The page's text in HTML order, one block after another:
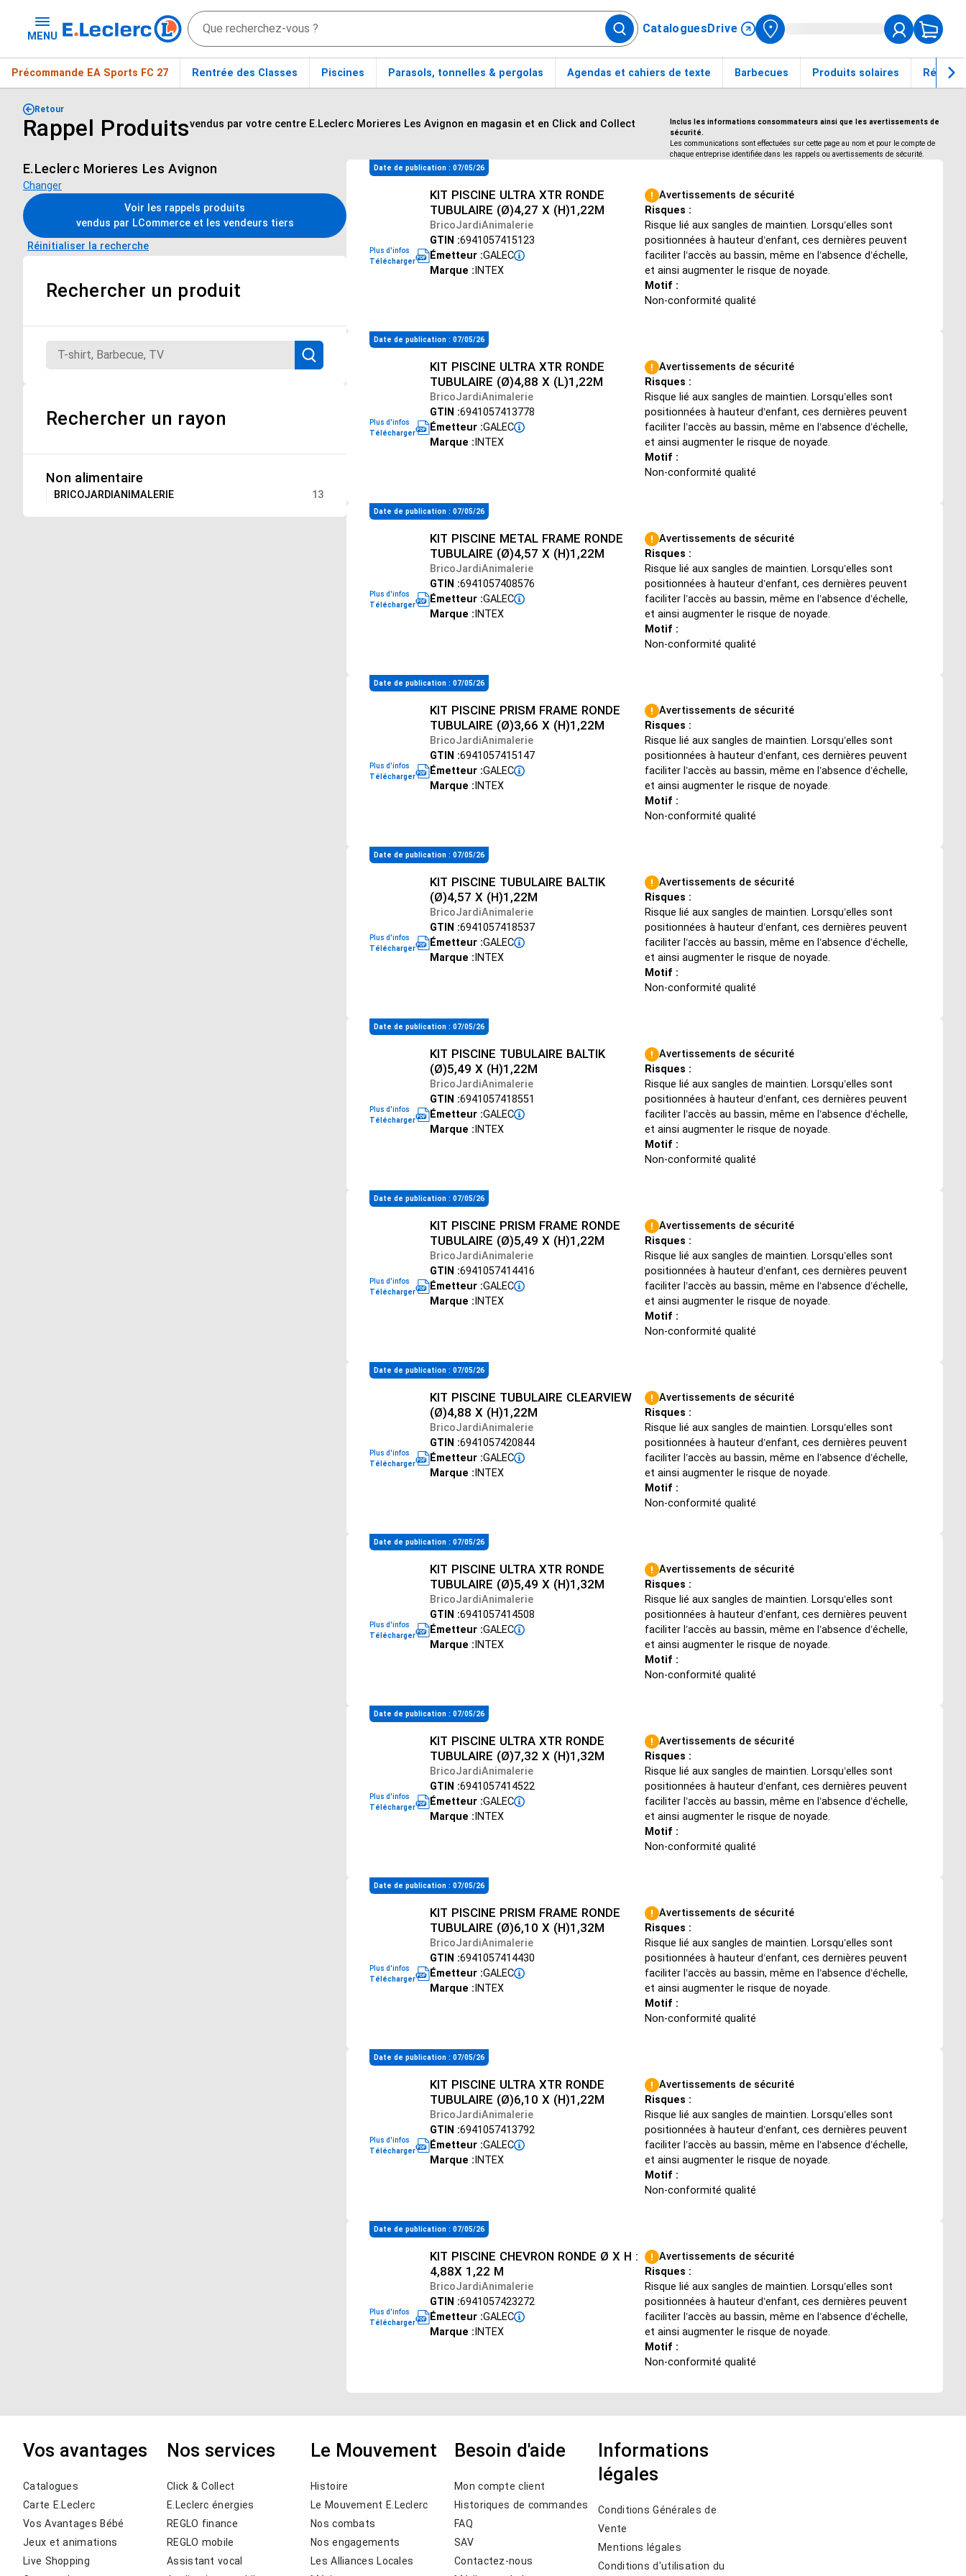
MENU
Catalogues Drive
Précommande EA Sports FC 27 Rentrée des Classes Piscines Parasols, tonnelles & pergolas Agendas et cahiers de texte Barbecues Produits solaires
Retour
Rappel Produitsvendus par votre centre E.Leclerc Morieres Les Avignon en magasin et en Click and Collect
Inclus les informations consommateurs ainsi que les avertissements de
sécurité.
Les communications sont effectuées sur cette page au nom et pour le compte de
chaque entreprise identifiée dans les rappels ou avertissements de sécurité.
E.Leclerc Morieres Les Avignon
Changer
Voir les rappels produits
vendus par LCommerce et les vendeurs tiers
Réinitialiser la recherche
Rechercher un produit
Rechercher un rayon
Non alimentaire
BRICOJARDIANIMALERIE 13
Date de publication : 07/05/26
Plus d'infos
Télécharger
KIT PISCINE ULTRA XTR RONDE
TUBULAIRE (Ø)4,27 X (H)1,22M
BricoJardiAnimalerie
GTIN :6941057415123
Émetteur :GALEC
Marque : INTEX
Avertissements de sécurité
Risques :
Risque lié aux sangles de maintien. Lorsqu’elles sont
positionnées à hauteur d’enfant, ces dernières peuvent
faciliter l’accès au bassin, même en l’absence d’échelle,
et ainsi augmenter le risque de noyade.
Motif :
Non-conformité qualité
Date de publication : 07/05/26
Plus d'infos
Télécharger
KIT PISCINE ULTRA XTR RONDE
TUBULAIRE (Ø)4,88 X (L)1,22M
BricoJardiAnimalerie
GTIN :6941057413778
Émetteur :GALEC
Marque : INTEX
Avertissements de sécurité
Risques :
Risque lié aux sangles de maintien. Lorsqu’elles sont
positionnées à hauteur d’enfant, ces dernières peuvent
faciliter l’accès au bassin, même en l’absence d’échelle,
et ainsi augmenter le risque de noyade.
Motif :
Non-conformité qualité
Date de publication : 07/05/26
Plus d'infos
Télécharger
KIT PISCINE METAL FRAME RONDE
TUBULAIRE (Ø)4,57 X (H)1,22M
BricoJardiAnimalerie
GTIN :6941057408576
Émetteur :GALEC
Marque : INTEX
Avertissements de sécurité
Risques :
Risque lié aux sangles de maintien. Lorsqu’elles sont
positionnées à hauteur d’enfant, ces dernières peuvent
faciliter l’accès au bassin, même en l’absence d’échelle,
et ainsi augmenter le risque de noyade.
Motif :
Non-conformité qualité
Date de publication : 07/05/26
Plus d'infos
Télécharger
KIT PISCINE PRISM FRAME RONDE
TUBULAIRE (Ø)3,66 X (H)1,22M
BricoJardiAnimalerie
GTIN :6941057415147
Émetteur :GALEC
Marque : INTEX
Avertissements de sécurité
Risques :
Risque lié aux sangles de maintien. Lorsqu’elles sont
positionnées à hauteur d’enfant, ces dernières peuvent
faciliter l’accès au bassin, même en l’absence d’échelle,
et ainsi augmenter le risque de noyade.
Motif :
Non-conformité qualité
Date de publication : 07/05/26
Plus d'infos
Télécharger
KIT PISCINE TUBULAIRE BALTIK
(Ø)4,57 X (H)1,22M
BricoJardiAnimalerie
GTIN :6941057418537
Émetteur :GALEC
Marque : INTEX
Avertissements de sécurité
Risques :
Risque lié aux sangles de maintien. Lorsqu’elles sont
positionnées à hauteur d’enfant, ces dernières peuvent
faciliter l’accès au bassin, même en l’absence d’échelle,
et ainsi augmenter le risque de noyade.
Motif :
Non-conformité qualité
Date de publication : 07/05/26
Plus d'infos
Télécharger
KIT PISCINE TUBULAIRE BALTIK
(Ø)5,49 X (H)1,22M
BricoJardiAnimalerie
GTIN :6941057418551
Émetteur :GALEC
Marque : INTEX
Avertissements de sécurité
Risques :
Risque lié aux sangles de maintien. Lorsqu’elles sont
positionnées à hauteur d’enfant, ces dernières peuvent
faciliter l’accès au bassin, même en l’absence d’échelle,
et ainsi augmenter le risque de noyade.
Motif :
Non-conformité qualité
Date de publication : 07/05/26
Plus d'infos
Télécharger
KIT PISCINE PRISM FRAME RONDE
TUBULAIRE (Ø)5,49 X (H)1,22M
BricoJardiAnimalerie
GTIN :6941057414416
Émetteur :GALEC
Marque : INTEX
Avertissements de sécurité
Risques :
Risque lié aux sangles de maintien. Lorsqu’elles sont
positionnées à hauteur d’enfant, ces dernières peuvent
faciliter l’accès au bassin, même en l’absence d’échelle,
et ainsi augmenter le risque de noyade.
Motif :
Non-conformité qualité
Date de publication : 07/05/26
Plus d'infos
Télécharger
KIT PISCINE TUBULAIRE CLEARVIEW
(Ø)4,88 X (H)1,22M
BricoJardiAnimalerie
GTIN :6941057420844
Émetteur :GALEC
Marque : INTEX
Avertissements de sécurité
Risques :
Risque lié aux sangles de maintien. Lorsqu’elles sont
positionnées à hauteur d’enfant, ces dernières peuvent
faciliter l’accès au bassin, même en l’absence d’échelle,
et ainsi augmenter le risque de noyade.
Motif :
Non-conformité qualité
Date de publication : 07/05/26
Plus d'infos
Télécharger
KIT PISCINE ULTRA XTR RONDE
TUBULAIRE (Ø)5,49 X (H)1,32M
BricoJardiAnimalerie
GTIN :6941057414508
Émetteur :GALEC
Marque : INTEX
Avertissements de sécurité
Risques :
Risque lié aux sangles de maintien. Lorsqu’elles sont
positionnées à hauteur d’enfant, ces dernières peuvent
faciliter l’accès au bassin, même en l’absence d’échelle,
et ainsi augmenter le risque de noyade.
Motif :
Non-conformité qualité
Date de publication : 07/05/26
Plus d'infos
Télécharger
KIT PISCINE ULTRA XTR RONDE
TUBULAIRE (Ø)7,32 X (H)1,32M
BricoJardiAnimalerie
GTIN :6941057414522
Émetteur :GALEC
Marque : INTEX
Avertissements de sécurité
Risques :
Risque lié aux sangles de maintien. Lorsqu’elles sont
positionnées à hauteur d’enfant, ces dernières peuvent
faciliter l’accès au bassin, même en l’absence d’échelle,
et ainsi augmenter le risque de noyade.
Motif :
Non-conformité qualité
Date de publication : 07/05/26
Plus d'infos
Télécharger
KIT PISCINE PRISM FRAME RONDE
TUBULAIRE (Ø)6,10 X (H)1,32M
BricoJardiAnimalerie
GTIN :6941057414430
Émetteur :GALEC
Marque : INTEX
Avertissements de sécurité
Risques :
Risque lié aux sangles de maintien. Lorsqu’elles sont
positionnées à hauteur d’enfant, ces dernières peuvent
faciliter l’accès au bassin, même en l’absence d’échelle,
et ainsi augmenter le risque de noyade.
Motif :
Non-conformité qualité
Date de publication : 07/05/26
Plus d'infos
Télécharger
KIT PISCINE ULTRA XTR RONDE
TUBULAIRE (Ø)6,10 X (H)1,22M
BricoJardiAnimalerie
GTIN :6941057413792
Émetteur :GALEC
Marque : INTEX
Avertissements de sécurité
Risques :
Risque lié aux sangles de maintien. Lorsqu’elles sont
positionnées à hauteur d’enfant, ces dernières peuvent
faciliter l’accès au bassin, même en l’absence d’échelle,
et ainsi augmenter le risque de noyade.
Motif :
Non-conformité qualité
Date de publication : 07/05/26
Plus d'infos
Télécharger
KIT PISCINE CHEVRON RONDE Ø X H :
4,88X 1,22 M
BricoJardiAnimalerie
GTIN :6941057423272
Émetteur :GALEC
Marque : INTEX
Avertissements de sécurité
Risques :
Risque lié aux sangles de maintien. Lorsqu’elles sont
positionnées à hauteur d’enfant, ces dernières peuvent
faciliter l’accès au bassin, même en l’absence d’échelle,
et ainsi augmenter le risque de noyade.
Motif :
Non-conformité qualité
Vos avantages
Catalogues
Carte E.Leclerc
Vos Avantages Bébé
Jeux et animations
Live Shopping
Nos services
Click & Collect
E.Leclerc énergies
REGLO finance
REGLO mobile
Assistant vocal
Le Mouvement
Histoire
Le Mouvement E.Leclerc
Nos combats
Nos engagements
Les Alliances Locales
Besoin d'aide
Mon compte client
Historiques de commandes
FAQ
SAV
Contactez-nous
Informations
légales
Conditions Générales de
Vente
Mentions légales
Conditions d'utilisation du